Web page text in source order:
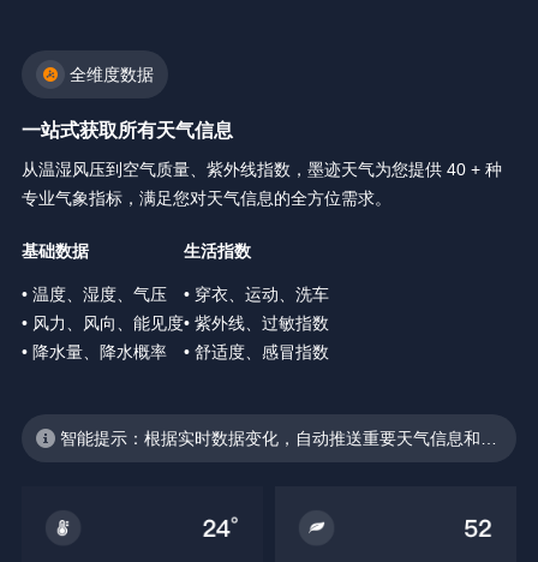
全维度数据
一站式获取所有天气信息
从温湿风压到空气质量、紫外线指数，墨迹天气为您提供 40 + 种
专业气象指标，满足您对天气信息的全方位需求。
基础数据
• 温度、湿度、气压
• 风力、风向、能见度
• 降水量、降水概率
生活指数
• 穿衣、运动、洗车
• 紫外线、过敏指数
• 舒适度、感冒指数
智能提示：根据实时数据变化，自动推送重要天气信息和生